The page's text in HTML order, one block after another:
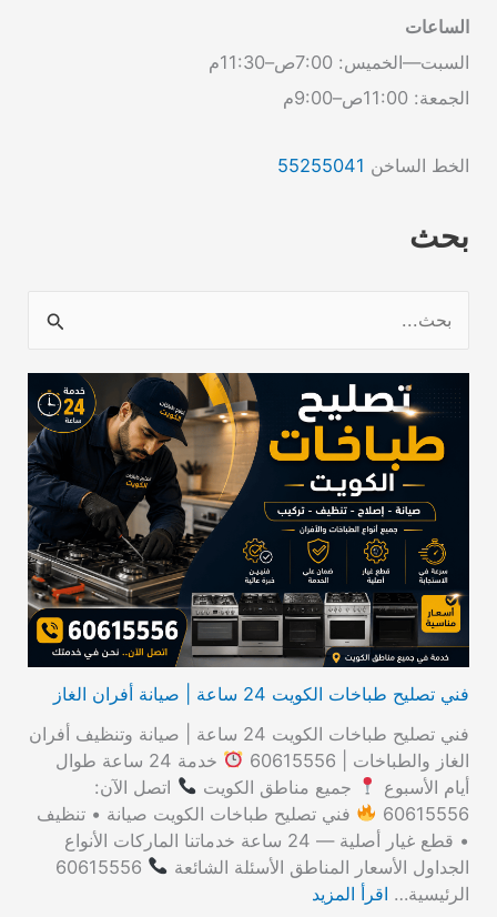
الساعات
السبت—الخميس: 7:00ص–11:30م
الجمعة: 11:00ص–9:00م
الخط الساخن 55255041
بحث
فني تصليح طباخات الكويت 24 ساعة | صيانة أفران الغاز
فني تصليح طباخات الكويت 24 ساعة | صيانة وتنظيف أفران
الغاز والطباخات | 60615556
خدمة 24 ساعة طوال
أيام الأسبوع
جميع مناطق الكويت
اتصل الآن:
60615556
فني تصليح طباخات الكويت صيانة • تنظيف
• قطع غيار أصلية — 24 ساعة خدماتنا الماركات الأنواع
الجداول الأسعار المناطق الأسئلة الشائعة
60615556
الرئيسية… اقرأ المزيد